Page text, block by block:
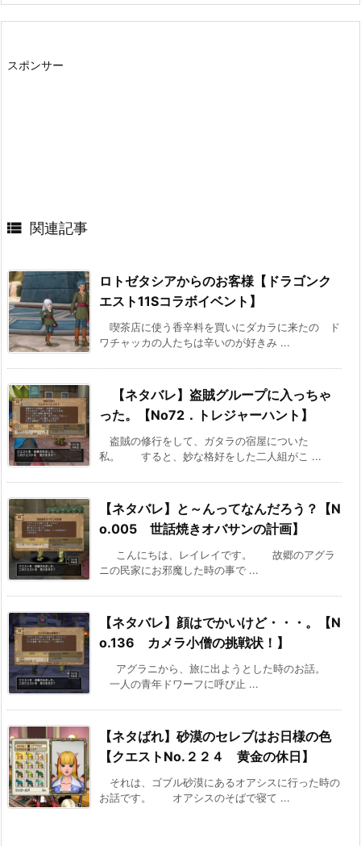
スポンサー
 関連記事
ロトゼタシアからのお客様【ドラゴンク
エスト11Sコラボイベント】
喫茶店に使う香辛料を買いにダカラに来たの ド
ワチャッカの人たちは辛いのが好きみ ...
【ネタバレ】盗賊グループに入っちゃ
った。【No72．トレジャーハント】
盗賊の修行をして、ガタラの宿屋についた
私。 すると、妙な格好をした二人組がこ ...
【ネタバレ】と～んってなんだろう？【N
o.005 世話焼きオバサンの計画】
こんにちは、レイレイです。 故郷のアグラ
ニの民家にお邪魔した時の事で ...
【ネタバレ】顔はでかいけど・・・。【N
o.136 カメラ小僧の挑戦状！】
アグラニから、旅に出ようとした時のお話。
一人の青年ドワーフに呼び止 ...
【ネタばれ】砂漠のセレブはお日様の色
【クエストNo.２２４ 黄金の休日】
それは、ゴブル砂漠にあるオアシスに行った時の
お話です。 オアシスのそばで寝て ...